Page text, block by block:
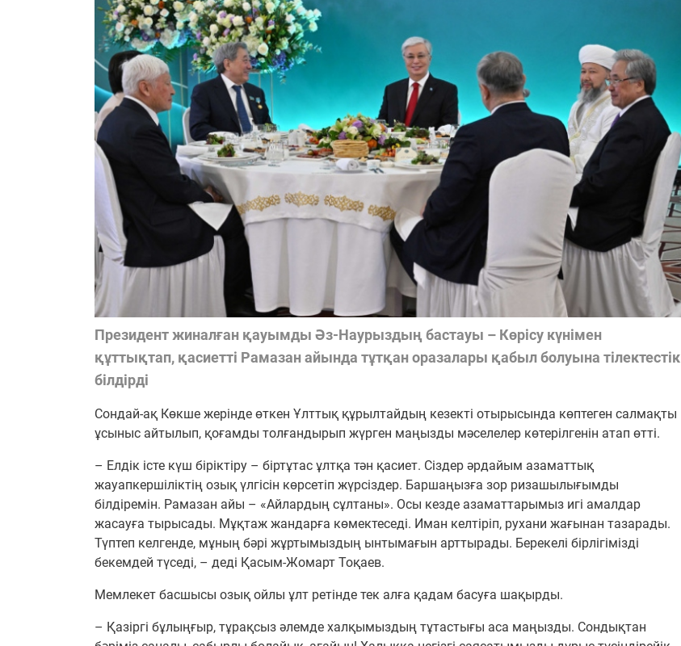
Президент жиналған қауымды Әз-Наурыздың бастауы – Көрісу күнімен
құттықтап, қасиетті Рамазан айында тұтқан оразалары қабыл болуына тілектестік
білдірді
Сондай-ақ Көкше жерінде өткен Ұлттық құрылтайдың кезекті отырысында көптеген салмақты
ұсыныс айтылып, қоғамды толғандырып жүрген маңызды мәселелер көтерілгенін атап өтті.
– Елдік істе күш біріктіру – біртұтас ұлтқа тән қасиет. Сіздер әрдайым азаматтық
жауапкершіліктің озық үлгісін көрсетіп жүрсіздер. Баршаңызға зор ризашылығымды
білдіремін. Рамазан айы – «Айлардың сұлтаны». Осы кезде азаматтарымыз игі амалдар
жасауға тырысады. Мұқтаж жандарға көмектеседі. Иман келтіріп, рухани жағынан тазарады.
Түптеп келгенде, мұның бәрі жұртымыздың ынтымағын арттырады. Берекелі бірлігімізді
бекемдей түседі, – деді Қасым-Жомарт Тоқаев.
Мемлекет басшысы озық ойлы ұлт ретінде тек алға қадам басуға шақырды.
– Қазіргі бұлыңғыр, тұрақсыз әлемде халқымыздың тұтастығы аса маңызды. Сондықтан